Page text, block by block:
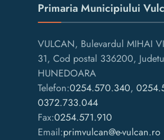
Primaria Municipiului
VULCAN, Bulevardul MIHAI
31, Cod postal 336200,
HUNEDOARA
Telefon:0254.570.340,
0372.733.044
Fax:0254.571.910
Email:primvulcan@e-vulcan.ro